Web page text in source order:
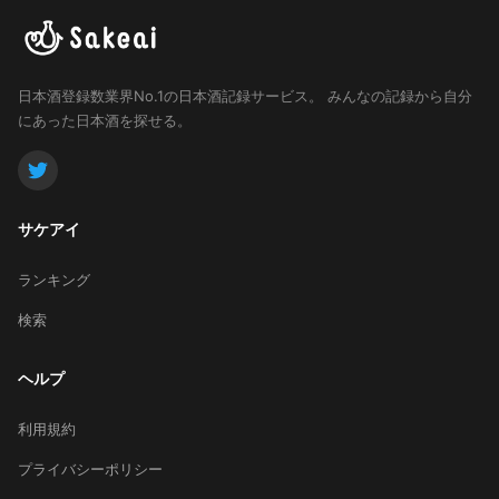
日本酒登録数業界No.1の日本酒記録サービス。
みんなの記録から自分
にあった日本酒を探せる。
サケアイ
ランキング
検索
ヘルプ
利用規約
プライバシーポリシー